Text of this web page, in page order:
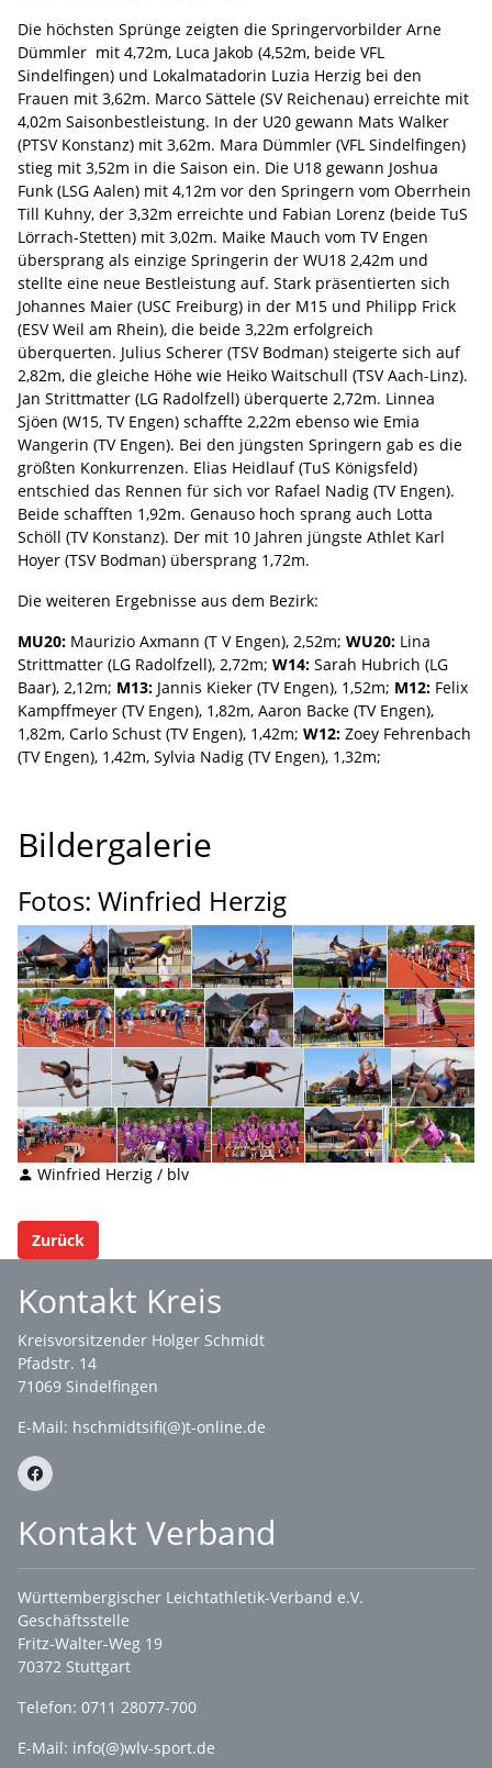
Die höchsten Sprünge zeigten die Springervorbilder Arne
Dümmler mit 4,72m, Luca Jakob (4,52m, beide VFL
Sindelfingen) und Lokalmatadorin Luzia Herzig bei den
Frauen mit 3,62m. Marco Sättele (SV Reichenau) erreichte mit
4,02m Saisonbestleistung. In der U20 gewann Mats Walker
(PTSV Konstanz) mit 3,62m. Mara Dümmler (VFL Sindelfingen)
stieg mit 3,52m in die Saison ein. Die U18 gewann Joshua
Funk (LSG Aalen) mit 4,12m vor den Springern vom Oberrhein
Till Kuhny, der 3,32m erreichte und Fabian Lorenz (beide TuS
Lörrach-Stetten) mit 3,02m. Maike Mauch vom TV Engen
übersprang als einzige Springerin der WU18 2,42m und
stellte eine neue Bestleistung auf. Stark präsentierten sich
Johannes Maier (USC Freiburg) in der M15 und Philipp Frick
(ESV Weil am Rhein), die beide 3,22m erfolgreich
überquerten. Julius Scherer (TSV Bodman) steigerte sich auf
2,82m, die gleiche Höhe wie Heiko Waitschull (TSV Aach-Linz).
Jan Strittmatter (LG Radolfzell) überquerte 2,72m. Linnea
Sjöen (W15, TV Engen) schaffte 2,22m ebenso wie Emia
Wangerin (TV Engen). Bei den jüngsten Springern gab es die
größten Konkurrenzen. Elias Heidlauf (TuS Königsfeld)
entschied das Rennen für sich vor Rafael Nadig (TV Engen).
Beide schafften 1,92m. Genauso hoch sprang auch Lotta
Schöll (TV Konstanz). Der mit 10 Jahren jüngste Athlet Karl
Hoyer (TSV Bodman) übersprang 1,72m.
Die weiteren Ergebnisse aus dem Bezirk:
MU20: Maurizio Axmann (T V Engen), 2,52m; WU20: Lina
Strittmatter (LG Radolfzell), 2,72m; W14: Sarah Hubrich (LG
Baar), 2,12m; M13: Jannis Kieker (TV Engen), 1,52m; M12: Felix
Kampffmeyer (TV Engen), 1,82m, Aaron Backe (TV Engen),
1,82m, Carlo Schust (TV Engen), 1,42m; W12: Zoey Fehrenbach
(TV Engen), 1,42m, Sylvia Nadig (TV Engen), 1,32m;
Bildergalerie
Fotos: Winfried Herzig
Winfried Herzig / blv
Zurück
Kontakt Kreis
Kreisvorsitzender Holger Schmidt
Pfadstr. 14
71069 Sindelfingen
E-Mail: hschmidtsifi(@)t-online.de
Kontakt Verband
Württembergischer Leichtathletik-Verband e.V.
Geschäftsstelle
Fritz-Walter-Weg 19
70372 Stuttgart
Telefon: 0711 28077-700
E-Mail: info(@)wlv-sport.de